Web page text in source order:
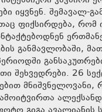
იყვნენ. შემავალ-
ფიქსირდება, რომ
განმავლობაში,
შეხვედრები. 26
მნიშვნელოვანი,